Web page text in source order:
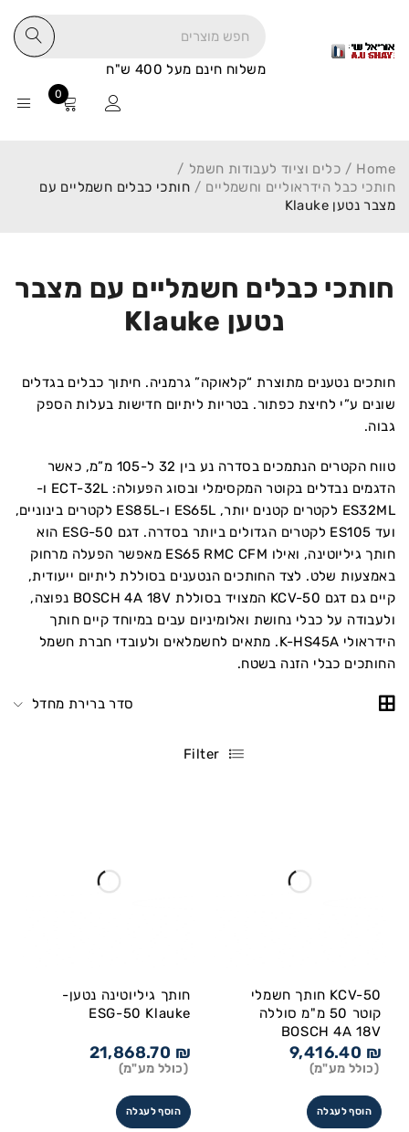
משלוח חינם מעל 400 ש"ח
0
חותכי כבלים חשמליים עם מצבר
נטען Klauke
Home
/ כלים וציוד לעבודות חשמל /
חותכי כבל הידראוליים וחשמליים / חותכי כבלים חשמליים עם
מצבר נטען Klauke
חותכים נטענים מתוצרת “קלאוקה” גרמניה. חיתוך כבלים בגדלים
שונים ע”י לחיצת כפתור. בטריות ליתיום חדישות בעלות הספק
גבוה.
טווח הקטרים הנתמכים בסדרה נע בין 32 ל-105 מ”מ, כאשר
הדגמים נבדלים בקוטר המקסימלי ובסוג הפעולה: ECT-32L ו-
ES32ML לקטרים קטנים יותר, ES65L ו-ES85L לקטרים בינוניים,
ועד ES105 לקטרים הגדולים ביותר בסדרה. דגם ESG-50 הוא
חותך גיליוטינה, ואילו ES65 RMC CFM מאפשר הפעלה מרחוק
באמצעות שלט. לצד החותכים הנטענים בסוללת ליתיום ייעודית,
קיים גם דגם KCV-50 המצויד בסוללת BOSCH 4A 18V נפוצה,
ולעבודה על כבלי נחושת ואלומיניום עבים במיוחד קיים חותך
הידראולי K-HS45A. מתאים לחשמלאים ולעובדי חברת חשמל
החותכים כבלי הזנה בשטח.
סדר ברירת מחדל
Filter
KCV-50 חותך חשמלי
קוטר 50 מ"מ סוללה
BOSCH 4A 18V
9,416.40 ₪
(כולל מע"מ)
הוסף לעגלה
חותך גיליוטינה נטען-
ESG-50 Klauke
21,868.70 ₪
(כולל מע"מ)
הוסף לעגלה